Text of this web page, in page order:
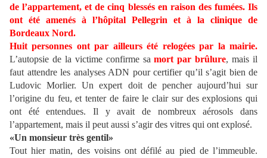
de l’appartement, et de cinq blessés en raison des fumées. Ils
ont été amenés à l’hôpital Pellegrin et à la clinique de
Bordeaux Nord.
Huit personnes ont par ailleurs été relogées par la mairie.
L’autopsie de la victime confirme samort par brûlure, mais il
faut attendre les analyses ADN pour certifier qu’il s’agit bien de
Ludovic Morlier. Un expert doit de pencher aujourd’hui sur
l’origine du feu, et tenter de faire le clair sur des explosions qui
ont été entendues. Il y avait de nombreux aérosols dans
l’appartement, mais il peut aussi s’agir des vitres qui ont explosé.
«Un monsieur très gentil»
Tout hier matin, des voisins ont défilé au pied de l’immeuble.